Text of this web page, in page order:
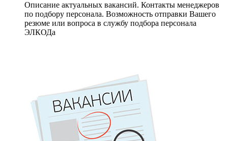
Описание актуальных вакансий. Контакты менеджеров
по подбору персонала. Возможность отправки Вашего
резюме или вопроса в службу подбора персонала
ЭЛКОДа